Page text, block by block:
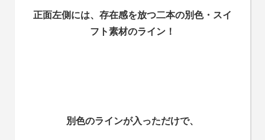
正面左側には、存在感を放つ二本の別色・スイ
フト素材のライン！
別色のラインが入っただけで、